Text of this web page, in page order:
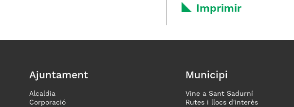
Imprimir
Ajuntament
Alcaldia
Corporació
Municipi
Vine a Sant Sadurní
Rutes i llocs d'interès